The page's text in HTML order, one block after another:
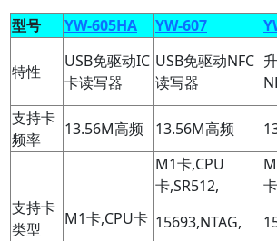
型号 YW-605HA YW-607
特性
USB免驱动IC
卡读写器
USB免驱动NFC
读写器
支持卡
频率
13.56M高频 13.56M高频
支持卡
类型
M1卡,CPU卡
M1卡,CPU
卡,SR512,
15693,NTAG,